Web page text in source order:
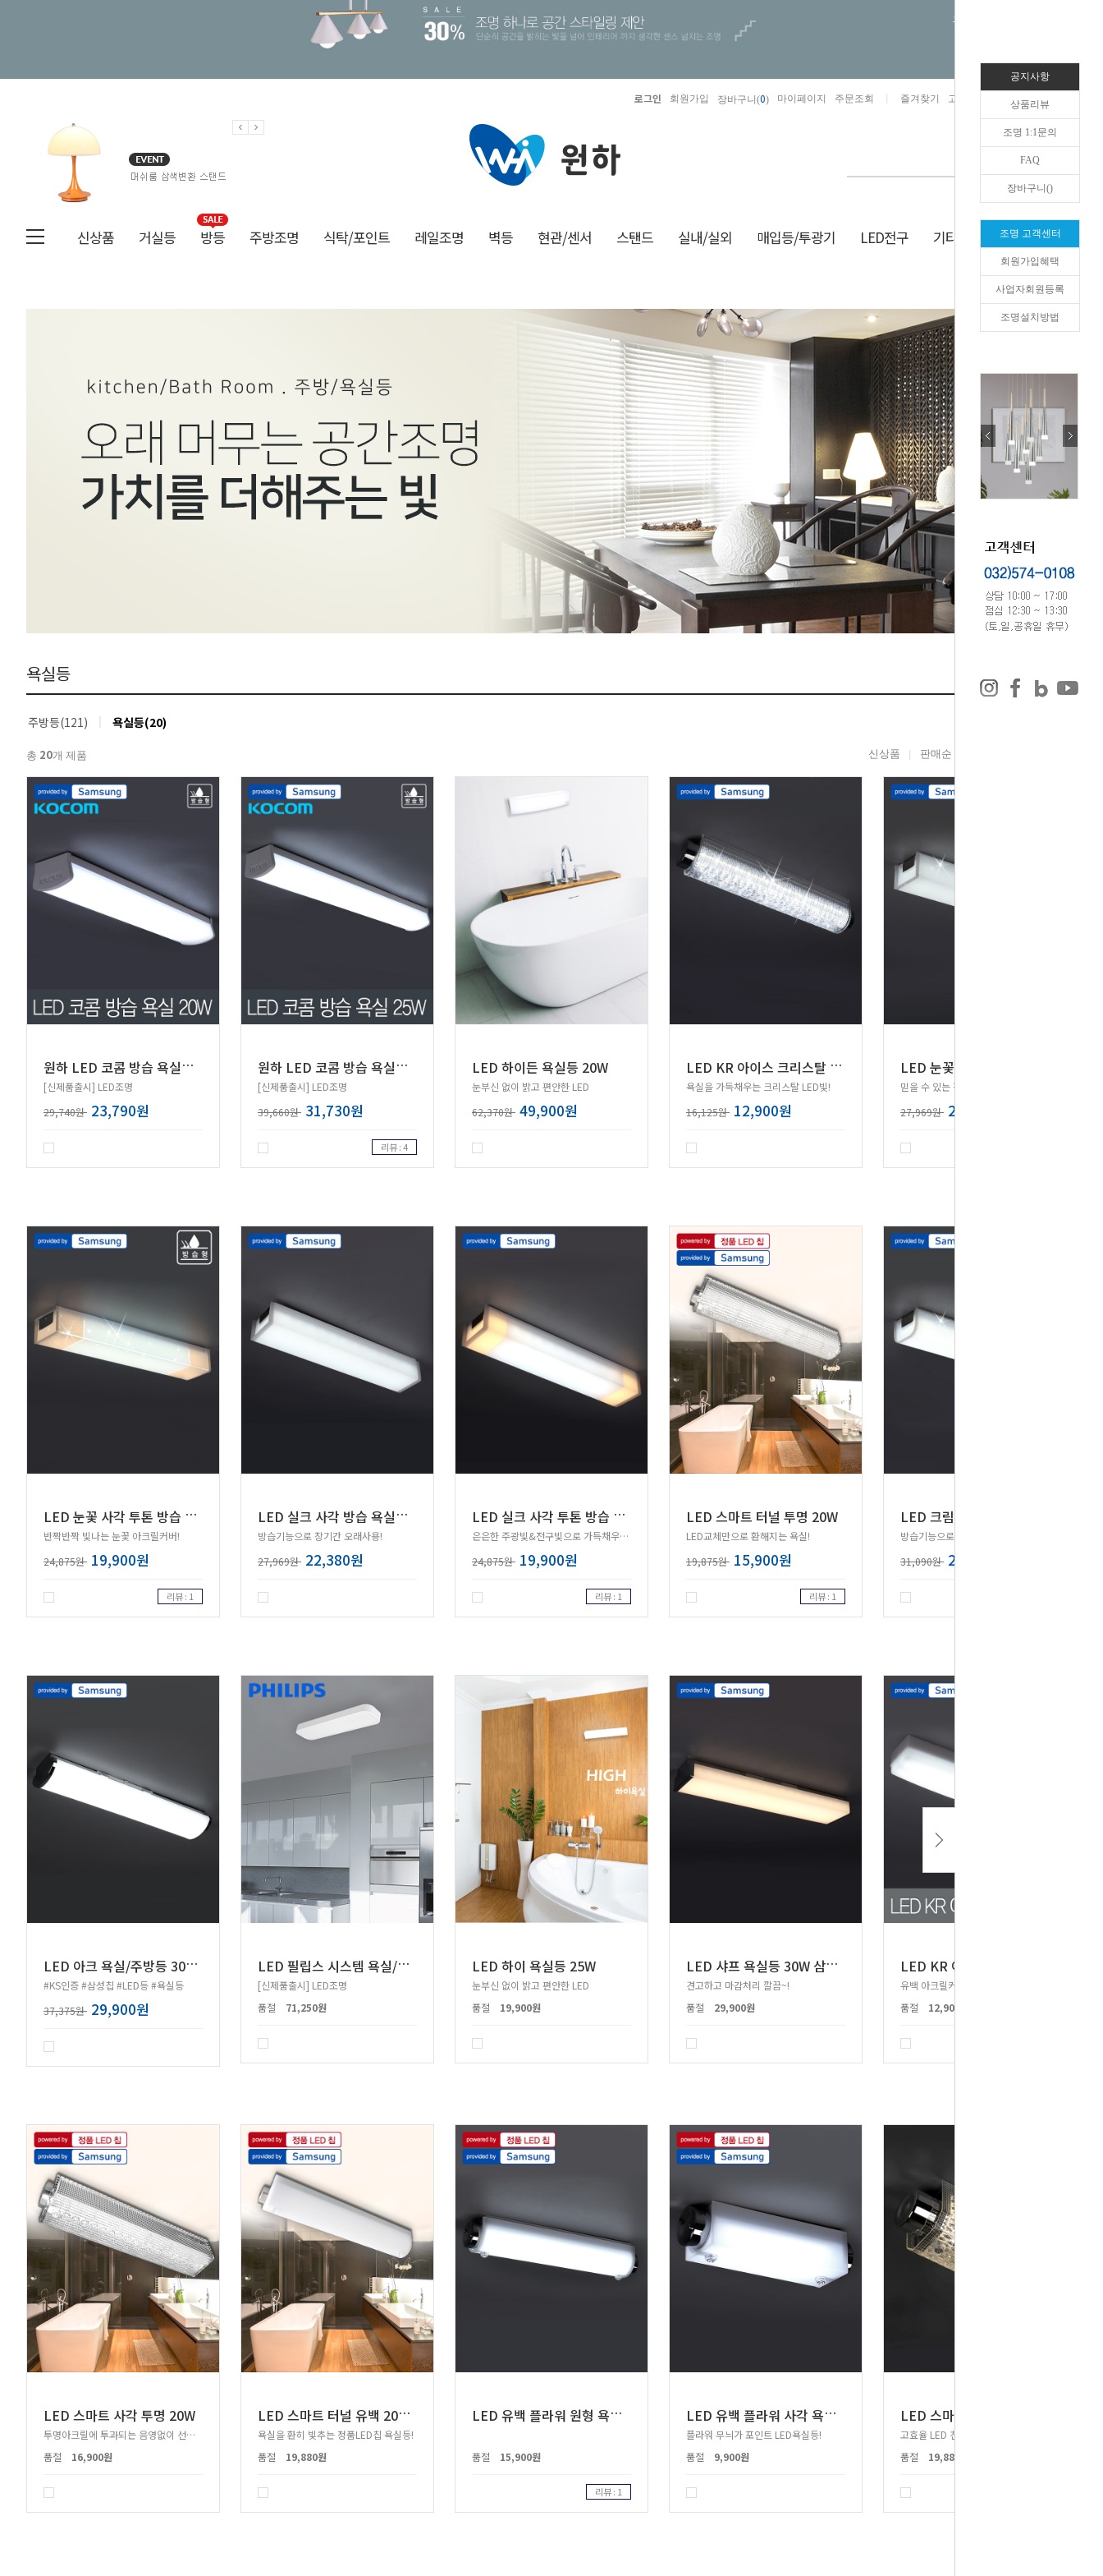
오늘하루 열지않음
로그인 회원가입 장바구니(0) 마이페이지 주문조회 즐겨찾기 고객센터 카카오톡채널/상담
신상품 거실등 방등 주방조명 식탁/포인트 레일조명 벽등 현관/센서 스탠드 실내/실외 매입등/투광기 LED전구 기타/잡화 생활/건강
> 주방조명>욕실등
욕실등
주방등(121) 욕실등(20)
총 20개 제품 신상품 판매순
원
하 LED 코콤 방습 욕실등 20W 삼성칩 주광색 450MM
[신제품출시] LED조명
29,740원 23,790원
원
하 LED 코콤 방습 욕실등 25W 삼성칩 주광색 600MM
[신제품출시] LED조명
39,660원 31,730원
리뷰 : 4
LED 하이든 욕실등 20W
눈부신 없이 밝고 편안한 LED
62,370원 49,900원
L
ED KR 아이스 크리스탈 욕실등 20W 삼성칩
욕실을 가득채우는 크리스탈 LED빛!
16,125원 12,900원
27,969원 22,380원
L
ED 눈꽃 사각 투톤 방습 욕실등 20W 삼성칩
반짝반짝 빛나는 눈꽃 아크릴커버!
24,875원 19,900원
리뷰 : 1
L
ED 실크 사각 방습 욕실등 20W 삼성칩
방습기능으로 장기간 오래사용!
27,969원 22,380원
L
ED 실크 사각 투톤 방습 욕실등 20W 삼성칩
은은한 주광빛&전구빛으로 가득채우는 욕실!
24,875원 19,900원
리뷰 : 1
LED 스마트 터널 투명 20W
LED교체만으로 환해지는 욕실!
19,875원 15,900원
리뷰 : 1
방습기능으로 장기간 오래사용!
31,090원 24,870원
L
ED 아크 욕실/주방등 30W 삼성칩
#KS인증 #삼성칩 #LED등 #욕실등
37,375원 29,900원
L
ED 필립스 시스템 욕실/주방등 30W 필립스칩
[신제품출시] LED조명
품절
71,250원
LED 하이 욕실등 25W
눈부신 없이 밝고 편안한 LED
품절
19,900원
L
ED 샤프 욕실등 30W 삼성칩
견고하고 마감처리 깔끔~!
품절
29,900원
품절
12,900원
LED 스마트 사각 투명 20W
투명아크릴에 투과되는 음영없이 선명한 빛!
품절
16,900원
L
ED 스마트 터널 유백 20W LG칩
욕실을 환히 빛추는 정품LED칩 욕실등!
품절
19,880원
L
ED 유백 플라워 원형 욕실2등 20W
품절 15,900원
리뷰 : 1
L
ED 유백 플라워 사각 욕실1등 15W
플라워 무늬가 포인트 LED욕실등!
품절
9,900원
LED 스마트 터널 투명 10W
고효율 LED 친환경 안정인증 조명!
품절
19,880원
공지사항
상품리뷰
조명 1:1문의
FAQ
장바구니()
조명 고객센터
회원가입혜택
사업자회원등록
조명설치방법